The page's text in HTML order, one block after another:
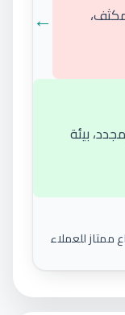
←
بيئة
ممتاز للعملاء